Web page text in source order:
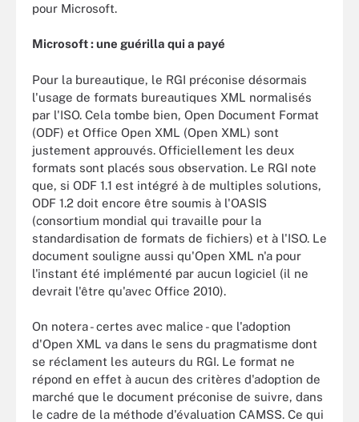
pour Microsoft.
Microsoft : une guérilla qui a payé
Pour la bureautique, le RGI préconise désormais
l'usage de formats bureautiques XML normalisés
par l'ISO. Cela tombe bien, Open Document Format
(ODF) et Office Open XML (Open XML) sont
justement approuvés. Officiellement les deux
formats sont placés sous observation. Le RGI note
que, si ODF 1.1 est intégré à de multiples solutions,
ODF 1.2 doit encore être soumis à l'OASIS
(consortium mondial qui travaille pour la
standardisation de formats de fichiers) et à l'ISO. Le
document souligne aussi qu'Open XML n'a pour
l'instant été implémenté par aucun logiciel (il ne
devrait l'être qu'avec Office 2010).
On notera - certes avec malice - que l'adoption
d'Open XML va dans le sens du pragmatisme dont
se réclament les auteurs du RGI. Le format ne
répond en effet à aucun des critères d'adoption de
marché que le document préconise de suivre, dans
le cadre de la méthode d'évaluation CAMSS. Ce qui